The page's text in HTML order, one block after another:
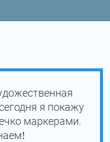
я покажу
маркерами.